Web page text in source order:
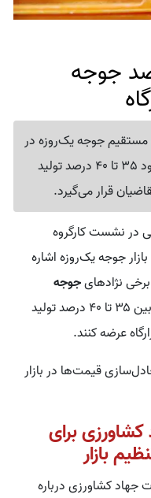
40 درصد جوجه
مستقیم جوجه یک‌روزه در
سامانه بازارگاه خبر داد و اعلام کرد حدود 35 تا 40 درصد تولید
قرار می‌گیرد.
در نشست کارگروه
جوجه یک‌روزه اشاره
نژادهایجوجه
، تولیدکنندگان موظف شده‌اند بین ۳۵ تا ۴۰ درصد تولید
عرضه کنند.
قیمت‌ها در بازار
کشاورزی برای
بازار
جهاد کشاورزی درباره